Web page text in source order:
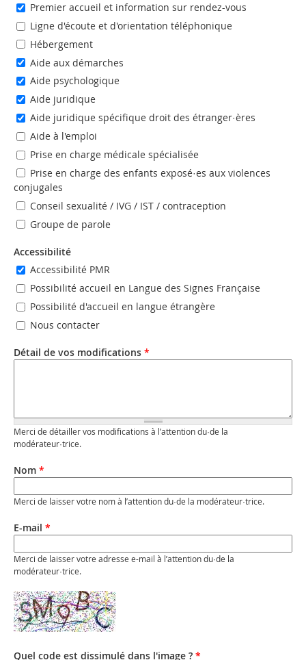
Premier accueil et information sur rendez-vous
Ligne d'écoute et d'orientation téléphonique
Hébergement
Aide aux démarches
Aide psychologique
Aide juridique
Aide juridique spécifique droit des étranger·ères
Aide à l'emploi
Prise en charge médicale spécialisée
Prise en charge des enfants exposé·es aux violences
conjugales
Conseil sexualité / IVG / IST / contraception
Groupe de parole
Accessibilité
Accessibilité PMR
Possibilité accueil en Langue des Signes Française
Possibilité d'accueil en langue étrangère
Nous contacter
Détail de vos modifications *
Merci de détailler vos modifications à l’attention du·de la
modérateur·trice.
Nom *
Merci de laisser votre nom à l’attention du·de la modérateur·trice.
E-mail *
Merci de laisser votre adresse e-mail à l’attention du·de la
modérateur·trice.
Quel code est dissimulé dans l'image ? *